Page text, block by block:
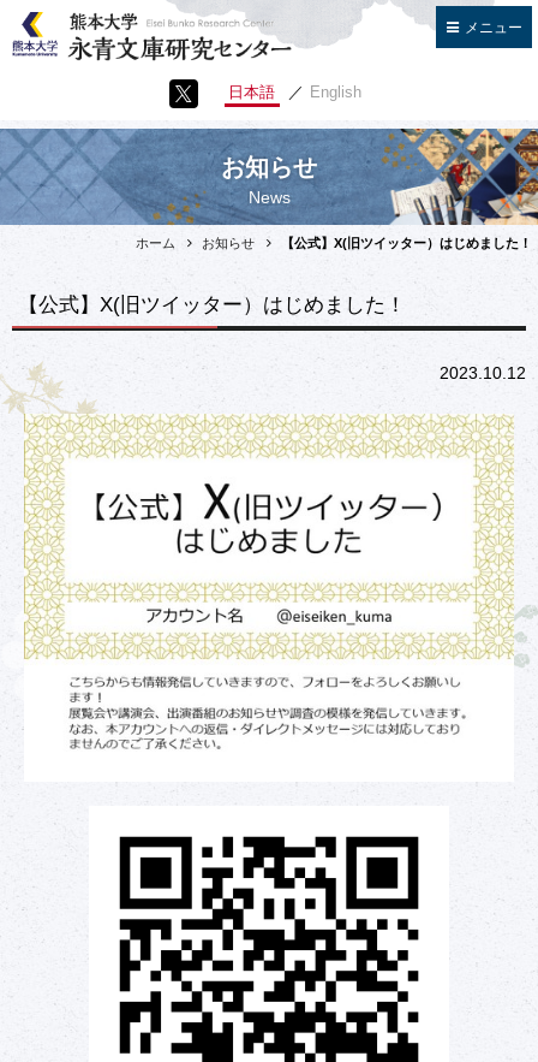
メニュー
日本語 English
お知らせ
News
ホーム お知らせ 【公式】X(旧ツイッター）はじめました！
【公式】X(旧ツイッター）はじめました！
2023.10.12
閉じる
ホーム
お知らせ
イベント
センターについて
学長あいさつ
センター長あいさつ
趣旨・目的
スタッフ
よくある質問
刊行物
研究紹介
目録データベース
利用者登録・申請
利用規約